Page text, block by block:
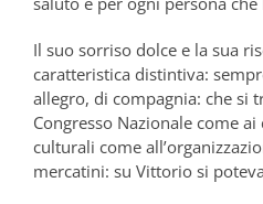
Il suo sorriso dolce e la sua
caratteristica distintiva:
allegro, di compagnia: che si
Congresso Nazionale come
culturali come
mercatini: su Vittorio si